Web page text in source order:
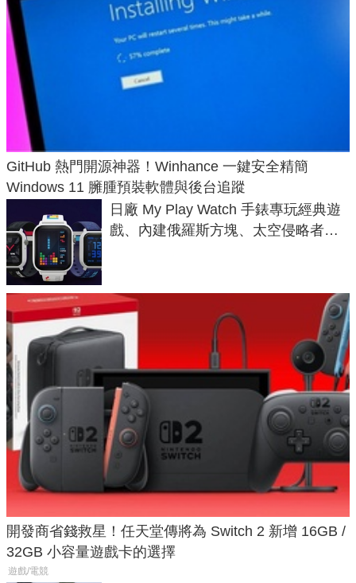
GitHub 熱門開源神器！Winhance 一鍵安全精簡
Windows 11 臃腫預裝軟體與後台追蹤
日廠 My Play Watch 手錶專玩經典遊
戲、內建俄羅斯方塊、太空侵略者，
開發商省錢救星！任天堂傳將為 Switch 2 新增 16GB /
32GB 小容量遊戲卡的選擇
遊戲/電競